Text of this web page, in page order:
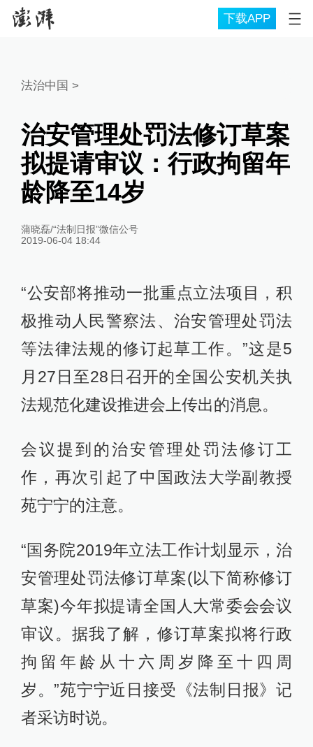
下载APP
法治中国 >
治安管理处罚法修订草案
拟提请审议：行政拘留年
龄降至14岁
蒲晓磊/“法制日报”微信公号
2019-06-04 18:44
“公安部将推动一批重点立法项目，积
极推动人民警察法、治安管理处罚法
等法律法规的修订起草工作。”这是5
月27日至28日召开的全国公安机关执
法规范化建设推进会上传出的消息。
会议提到的治安管理处罚法修订工
作，再次引起了中国政法大学副教授
苑宁宁的注意。
“国务院2019年立法工作计划显示，治
安管理处罚法修订草案(以下简称修订
草案)今年拟提请全国人大常委会会议
审议。据我了解，修订草案拟将行政
拘留年龄从十六周岁降至十四周
岁。”苑宁宁近日接受《法制日报》记
者采访时说。